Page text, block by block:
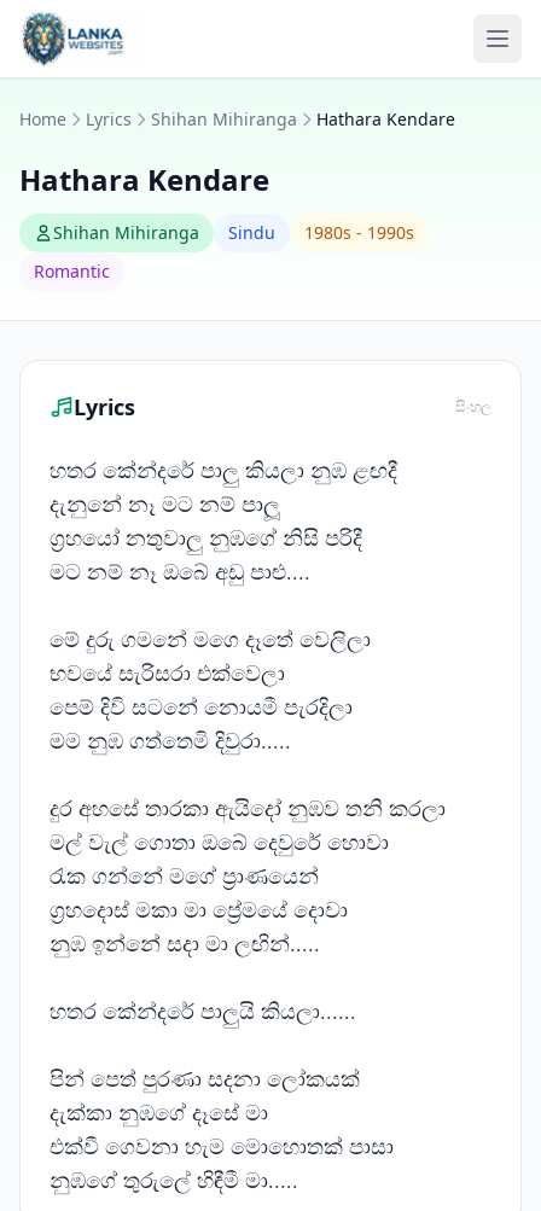
Skip to content
Home Lyrics Shihan Mihiranga Hathara Kendare
Hathara Kendare
Shihan Mihiranga Sindu
1980s - 1990s
Romantic
Lyrics සිංහල
හතර කේන්දරේ පාලු කියලා නුඹ ළඟදී
දැනුනේ නෑ මට නම් පාලූ
ග්‍රහයෝ නතුවාලු නුඹගේ නිසි පරිදී
මට නම් නෑ ඔබේ අඩු පාළු....
මේ දුරු ගමනේ මගෙ දෑතේ වෙලිලා
භවයේ සැරිසරා එක්වෙලා
පෙම් දිවි සටනේ නොයමී පැරදිලා
මම නුඹ ගත්තෙමි දිවුරා.....
දුර අහසේ තාරකා ඇයිදෝ නුඹව තනි කරලා
මල් වැල් ගොතා ඔබේ දෙවුරේ හොවා
රැක ගන්නේ මගේ ප්‍රාණයෙන්
ග්‍රහදොස් මකා මා ප්‍රේමයේ දොවා
නුඹ ඉන්නේ සදා මා ලඟින්.....
හතර කේන්දරේ පාලුයි කියලා......
පින් පෙත් පුරණා සදනා ලෝකයක්
දැක්කා නුඹගේ දෑසේ මා
එක්වී ගෙවනා හැම මොහොතක් පාසා
නුඹගේ තුරුලේ හිඳීමී මා.....